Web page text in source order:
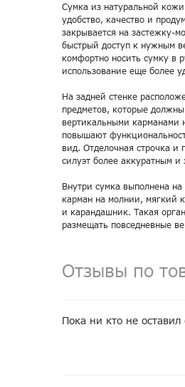
Сумка из натуральной
удобство, качество и
закрывается на застежку-
быстрый доступ к нужным
комфортно носить сумку в
использование еще более
На задней стенке
предметов, которые
вертикальными карманами
повышают
вид. Отделочная строчка
силуэт более аккуратным
Внутри сумка выполнена
карман на молнии, мягкий
и карандашник. Такая
размещать повседневные
Отзывы по
Пока ни кто не